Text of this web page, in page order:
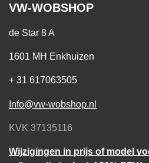
VW-WOBSHOP
de Star 8 A
1601 MH Enkhuizen
+ 31 617063505
Info@vw-wobshop.nl
KVK 37135116
Wijzigingen in prijs of model